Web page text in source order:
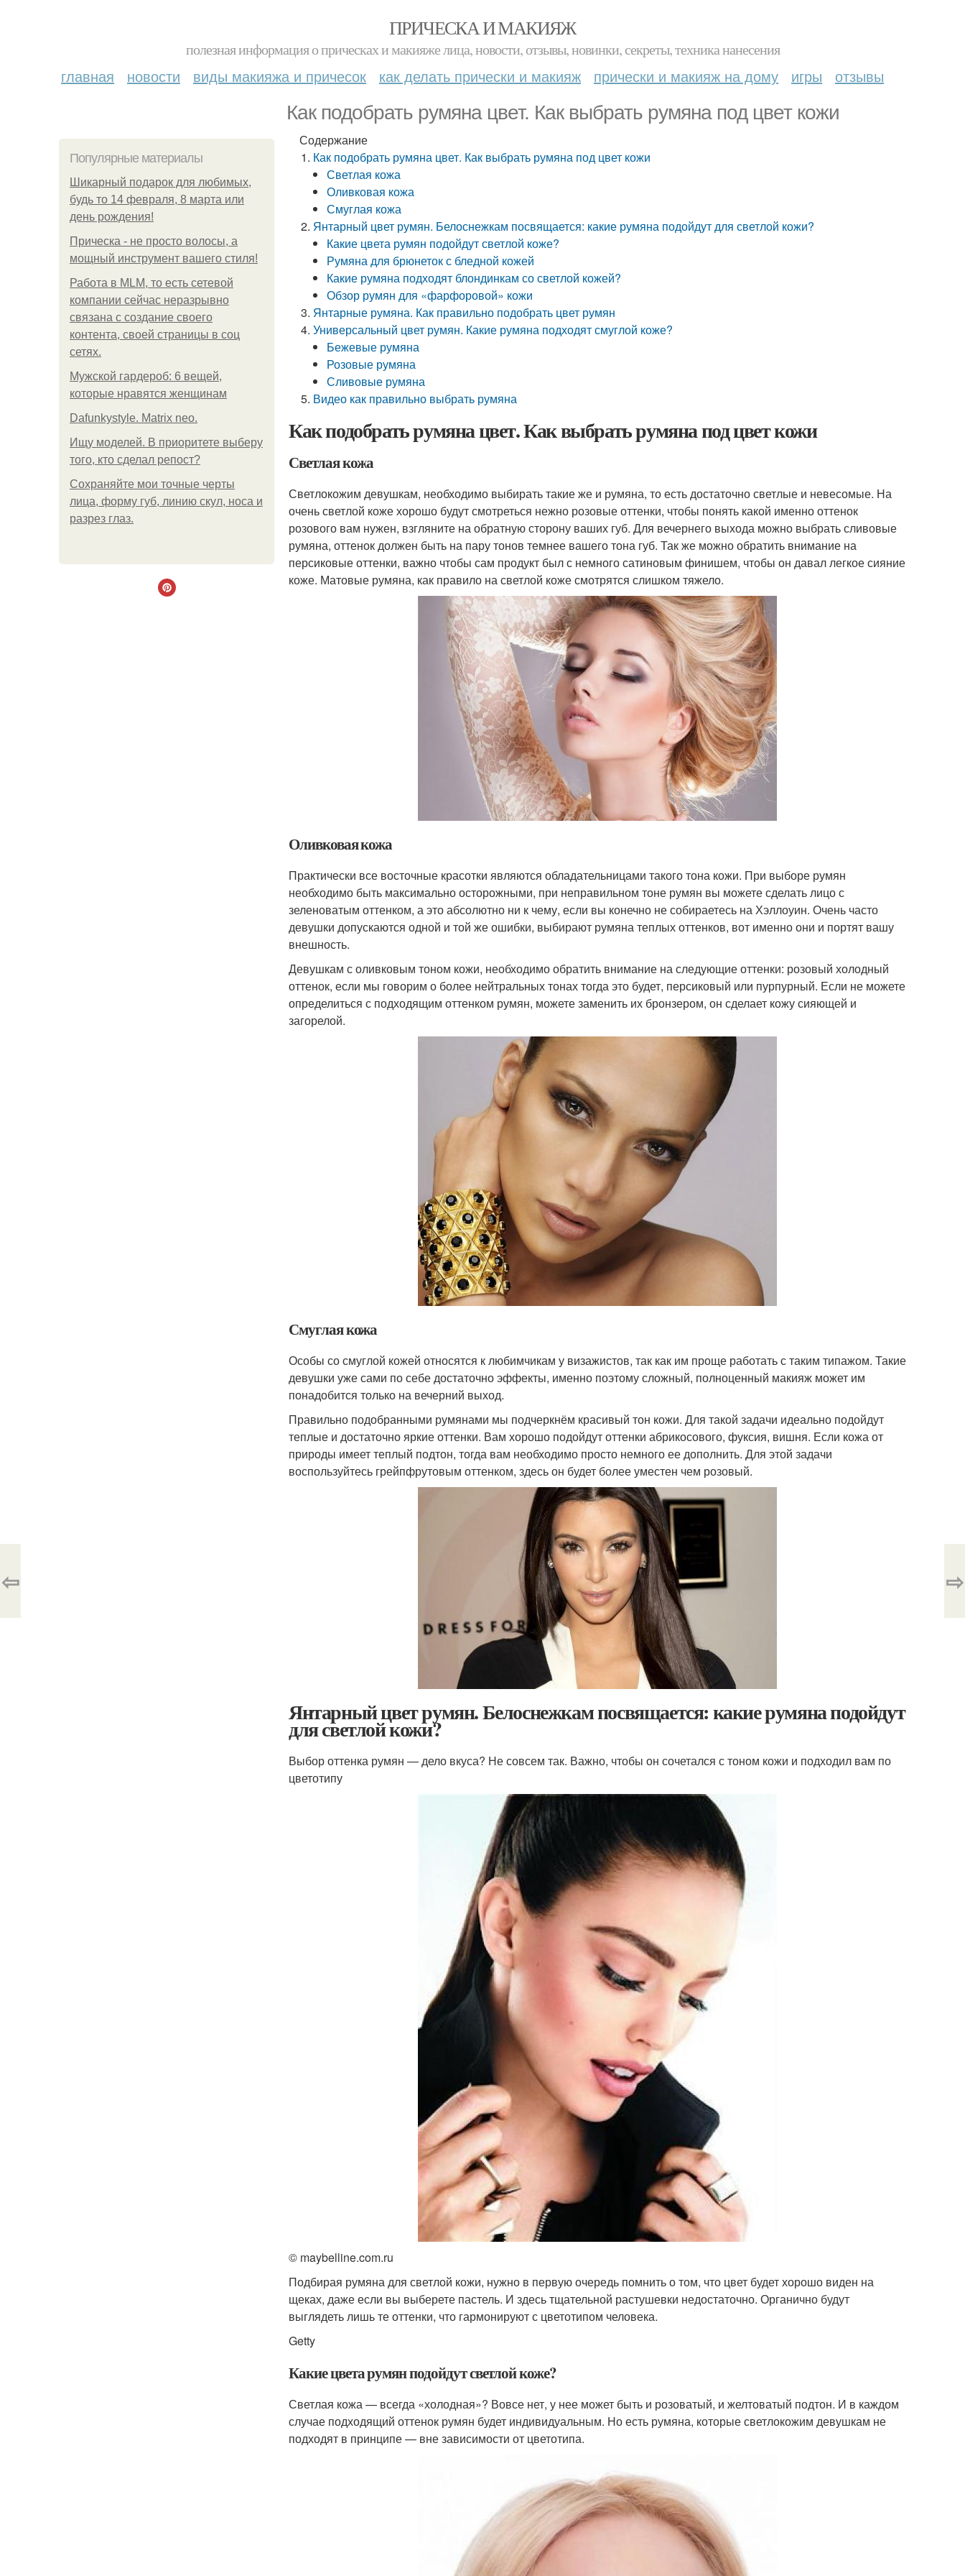
ПРИЧЕСКА И МАКИЯЖ
полезная информация о прическах и макияже лица, новости, отзывы, новинки, секреты, техника нанесения
главная новости виды макияжа и причесок как делать прически и макияж прически и макияж на дому игры отзывы
Как подобрать румяна цвет. Как выбрать румяна под цвет кожи
Популярные материалы
Шикарный подарок для любимых,
будь то 14 февраля, 8 марта или
день рождения!
Прическа - не просто волосы, а
мощный инструмент вашего стиля!
Работа в MLM, то есть сетевой
компании сейчас неразрывно
связана с создание своего
контента, своей страницы в соц
сетях.
Мужской гардероб: 6 вещей,
которые нравятся женщинам
Dafunkystyle. Matrix neo.
Ищу моделей. В приоритете выберу
того, кто сделал репост?
Сохраняйте мои точные черты
лица, форму губ, линию скул, носа и
разрез глаз.
Содержание
Как подобрать румяна цвет. Как выбрать румяна под цвет кожи
Светлая кожа
Оливковая кожа
Смуглая кожа
Янтарный цвет румян. Белоснежкам посвящается: какие румяна подойдут для светлой кожи?
Какие цвета румян подойдут светлой коже?
Румяна для брюнеток с бледной кожей
Какие румяна подходят блондинкам со светлой кожей?
Обзор румян для «фарфоровой» кожи
Янтарные румяна. Как правильно подобрать цвет румян
Универсальный цвет румян. Какие румяна подходят смуглой коже?
Бежевые румяна
Розовые румяна
Сливовые румяна
Видео как правильно выбрать румяна
Как подобрать румяна цвет. Как выбрать румяна под цвет кожи
Светлая кожа
Светлокожим девушкам, необходимо выбирать такие же и румяна, то есть достаточно светлые и невесомые. На
очень светлой коже хорошо будут смотреться нежно розовые оттенки, чтобы понять какой именно оттенок
розового вам нужен, взгляните на обратную сторону ваших губ. Для вечернего выхода можно выбрать сливовые
румяна, оттенок должен быть на пару тонов темнее вашего тона губ. Так же можно обратить внимание на
персиковые оттенки, важно чтобы сам продукт был с немного сатиновым финишем, чтобы он давал легкое сияние
коже. Матовые румяна, как правило на светлой коже смотрятся слишком тяжело.
Оливковая кожа
Практически все восточные красотки являются обладательницами такого тона кожи. При выборе румян
необходимо быть максимально осторожными, при неправильном тоне румян вы можете сделать лицо с
зеленоватым оттенком, а это абсолютно ни к чему, если вы конечно не собираетесь на Хэллоуин. Очень часто
девушки допускаются одной и той же ошибки, выбирают румяна теплых оттенков, вот именно они и портят вашу
внешность.
Девушкам с оливковым тоном кожи, необходимо обратить внимание на следующие оттенки: розовый холодный
оттенок, если мы говорим о более нейтральных тонах тогда это будет, персиковый или пурпурный. Если не можете
определиться с подходящим оттенком румян, можете заменить их бронзером, он сделает кожу сияющей и
загорелой.
Смуглая кожа
Особы со смуглой кожей относятся к любимчикам у визажистов, так как им проще работать с таким типажом. Такие
девушки уже сами по себе достаточно эффекты, именно поэтому сложный, полноценный макияж может им
понадобится только на вечерний выход.
Правильно подобранными румянами мы подчеркнём красивый тон кожи. Для такой задачи идеально подойдут
теплые и достаточно яркие оттенки. Вам хорошо подойдут оттенки абрикосового, фуксия, вишня. Если кожа от
природы имеет теплый подтон, тогда вам необходимо просто немного ее дополнить. Для этой задачи
воспользуйтесь грейпфрутовым оттенком, здесь он будет более уместен чем розовый.
Янтарный цвет румян. Белоснежкам посвящается: какие румяна подойдут
для светлой кожи?
Выбор оттенка румян — дело вкуса? Не совсем так. Важно, чтобы он сочетался с тоном кожи и подходил вам по
цветотипу
© maybelline.com.ru
Подбирая румяна для светлой кожи, нужно в первую очередь помнить о том, что цвет будет хорошо виден на
щеках, даже если вы выберете пастель. И здесь тщательной растушевки недостаточно. Органично будут
выглядеть лишь те оттенки, что гармонируют с цветотипом человека.
Getty
Какие цвета румян подойдут светлой коже?
Светлая кожа — всегда «холодная»? Вовсе нет, у нее может быть и розоватый, и желтоватый подтон. И в каждом
случае подходящий оттенок румян будет индивидуальным. Но есть румяна, которые светлокожим девушкам не
подходят в принципе — вне зависимости от цветотипа.
⇦ ⇨